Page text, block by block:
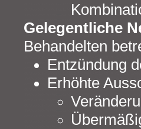
Gelegentliche
Behandelten
Entzündung
Erhöhte